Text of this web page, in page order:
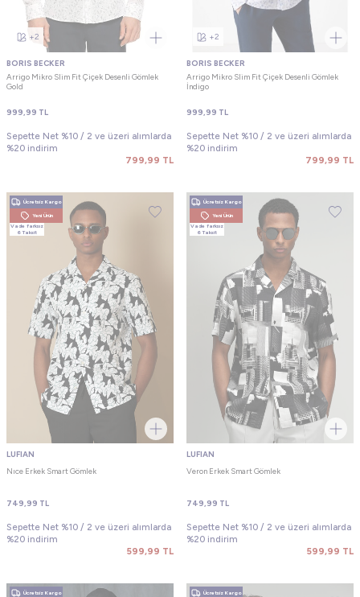
+2
BORIS BECKER
Arrigo Mikro Slim Fit Çiçek Desenli Gömlek
Gold
999,99 TL
Sepette Net %10 / 2 ve üzeri alımlarda
%20 indirim
799,99 TL
+2
BORIS BECKER
Arrigo Mikro Slim Fit Çiçek Desenli Gömlek
İndigo
999,99 TL
Sepette Net %10 / 2 ve üzeri alımlarda
%20 indirim
799,99 TL
Ücretsiz Kargo
Yeni Ürün
Vade farksız
6 Taksit
LUFIAN
Nıce Erkek Smart Gömlek
749,99 TL
Sepette Net %10 / 2 ve üzeri alımlarda
%20 indirim
599,99 TL
Ücretsiz Kargo
Yeni Ürün
Vade farksız
6 Taksit
LUFIAN
Veron Erkek Smart Gömlek
749,99 TL
Sepette Net %10 / 2 ve üzeri alımlarda
%20 indirim
599,99 TL
Ücretsiz Kargo Ücretsiz Kargo